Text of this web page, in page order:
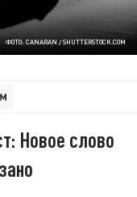
ФОТО: CANARAN / SHUTTERSTOCK.COM
Новое слово